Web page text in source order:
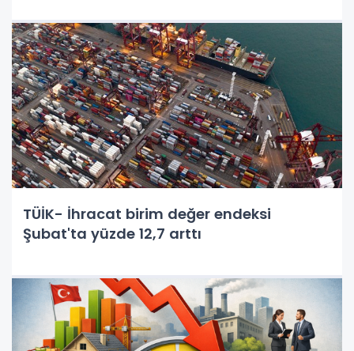
TÜİK- İhracat birim değer endeksi
Şubat'ta yüzde 12,7 arttı